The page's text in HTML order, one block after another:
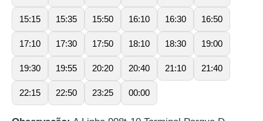
15:15 15:35 15:50 16:10 16:30 16:50
17:10 17:30 17:50 18:10 18:30 19:00
19:30 19:55 20:20 20:40 21:10 21:40
22:15 22:50 23:25 00:00